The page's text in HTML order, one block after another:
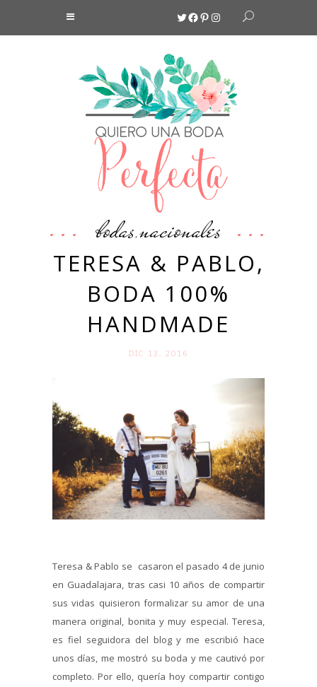
Twitter
Facebook
Pinterest
Instagram
bodas,nacionales
TERESA & PABLO,
BODA 100%
HANDMADE
DIC 13. 2016
Teresa & Pablo se casaron el pasado 4 de junio
en Guadalajara, tras casi 10 años de compartir
sus vidas quisieron formalizar su amor de una
manera original, bonita y muy especial. Teresa,
es fiel seguidora del blog y me escribió hace
unos días, me mostró su boda y me cautivó por
completo. Por ello, quería hoy compartir contigo